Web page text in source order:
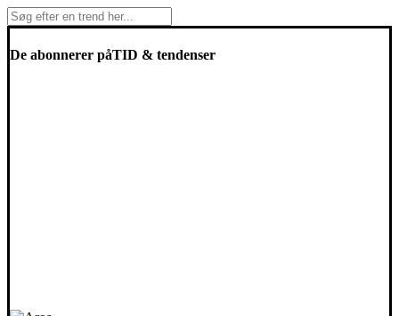
De abonnerer påTID & tendenser